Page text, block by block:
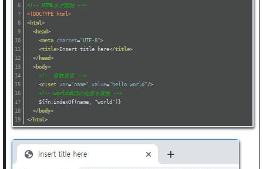
<!-- HTMLタグ開始 -->
<!DOCTYPE html>
< html >
< head>
<meta charset="UTF-8">
<title>Insert title here</title>
</ head>
< body>
<!-- 変数宣言 -->
<c:set var="name" value="hello world" />
<!-- world単語の位置を変換 -->
    ${fn:indexOf(name, "world")}
</ body>
</ html >